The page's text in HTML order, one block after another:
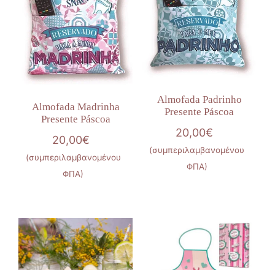
Almofada Madrinha
Presente Páscoa
20,00€
(συμπεριλαμβανομένου
ΦΠΑ)
Almofada Padrinho
Presente Páscoa
20,00€
(συμπεριλαμβανομένου
ΦΠΑ)